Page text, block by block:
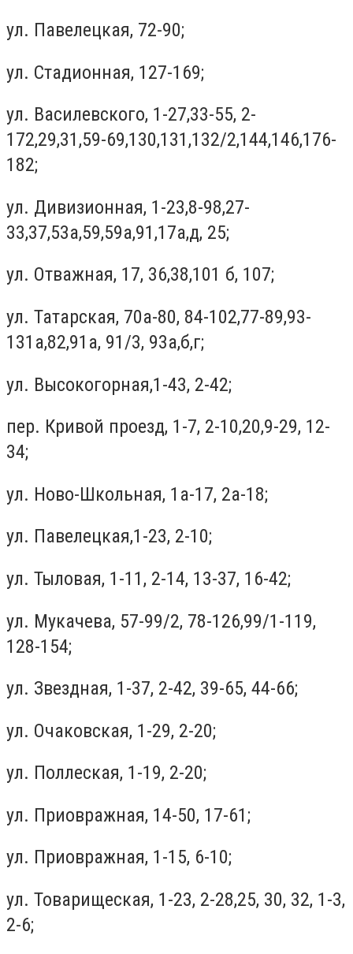
ул. Павелецкая, 72-90;
ул. Стадионная, 127-169;
ул. Василевского, 1-27,33-55, 2-
172,29,31,59-69,130,131,132/2,144,146,176-
182;
ул. Дивизионная, 1-23,8-98,27-
33,37,53а,59,59а,91,17а,д, 25;
ул. Отважная, 17, 36,38,101 б, 107;
ул. Татарская, 70а-80, 84-102,77-89,93-
131а,82,91а, 91/3, 93а,б,г;
ул. Высокогорная,1-43, 2-42;
пер. Кривой проезд, 1-7, 2-10,20,9-29, 12-
34;
ул. Ново-Школьная, 1а-17, 2а-18;
ул. Павелецкая,1-23, 2-10;
ул. Тыловая, 1-11, 2-14, 13-37, 16-42;
ул. Мукачева, 57-99/2, 78-126,99/1-119,
128-154;
ул. Звездная, 1-37, 2-42, 39-65, 44-66;
ул. Очаковская, 1-29, 2-20;
ул. Поллеская, 1-19, 2-20;
ул. Приовражная, 14-50, 17-61;
ул. Приовражная, 1-15, 6-10;
ул. Товарищеская, 1-23, 2-28,25, 30, 32, 1-3,
2-6;